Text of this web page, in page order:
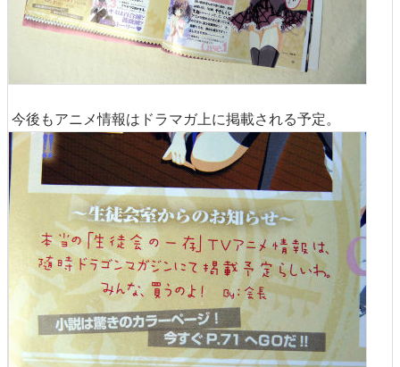
今後もアニメ情報はドラマガ上に掲載される予定。